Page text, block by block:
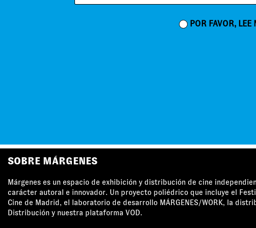
POR FAVOR, LEE
SOBRE MÁRGENES
Márgenes es un espacio de exhibición y distribución de cine
carácter autoral e innovador. Un proyecto poliédrico que incluye el
Cine de Madrid, el laboratorio de desarrollo MÁRGENES/WORK, la
Distribución y nuestra plataforma VOD.